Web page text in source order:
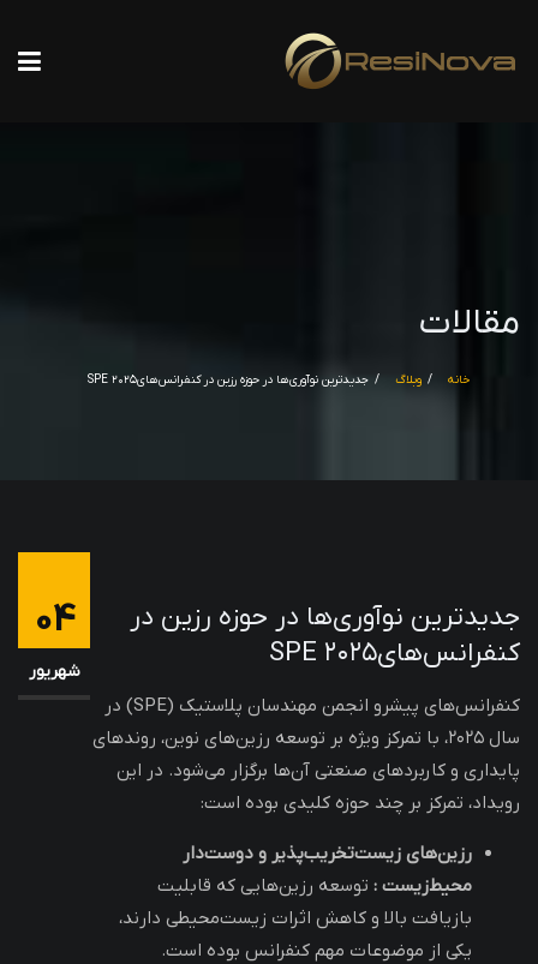
مقالات
خانه وبلاگ جدیدترین نوآوری‌ها در حوزه رزین‌ در کنفرانس‌های۲۰۲۵ SPE
جدیدترین نوآوری‌ها در حوزه رزین‌ در
کنفرانس‌های۲۰۲۵ SPE
کنفرانس‌های پیشرو انجمن مهندسان پلاستیک (SPE) در
سال ۲۰۲۵، با تمرکز ویژه بر توسعه رزین‌های نوین، روندهای
پایداری و کاربردهای صنعتی آن‌ها برگزار می‌شود. در این
رویداد، تمرکز بر چند حوزه کلیدی بوده است:
رزین‌های زیست‌تخریب‌پذیر و دوست‌دار
محیط‌زیست : توسعه رزین‌هایی که قابلیت
بازیافت بالا و کاهش اثرات زیست‌محیطی دارند،
یکی از موضوعات مهم کنفرانس بوده است.
04
شهریور